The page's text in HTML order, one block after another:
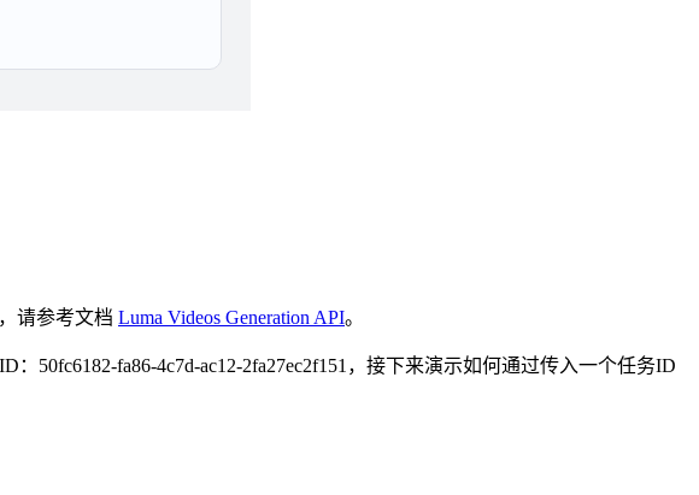
请参考文档 Luma Videos Generation API。
50fc6182-fa86-4c7d-ac12-2fa27ec2f151，接下来演示如何通过传入一个任务ID